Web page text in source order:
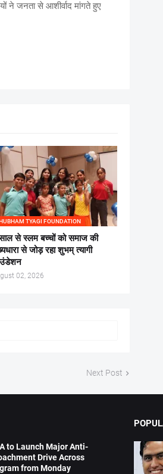
ने जनता से आशीर्वाद मांगते हुए
TYAGI FOUNDATION
से स्लम बच्चों को समाज की
से जोड़ रहा शुभम् त्यागी
02, 2026
Next Post
to Launch Major Anti-
Drive Across
from Monday